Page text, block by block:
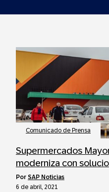
Comunicado de Prensa
Supermercados
moderniza con
por SAP Noticias
6 de abril, 2021